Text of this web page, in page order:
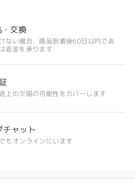
のデザイン
交換
ない場合、商品到着後60日以内であ
返金を承ります
上の欠陥の可能性をカバーします
ャット
もオンラインにいます